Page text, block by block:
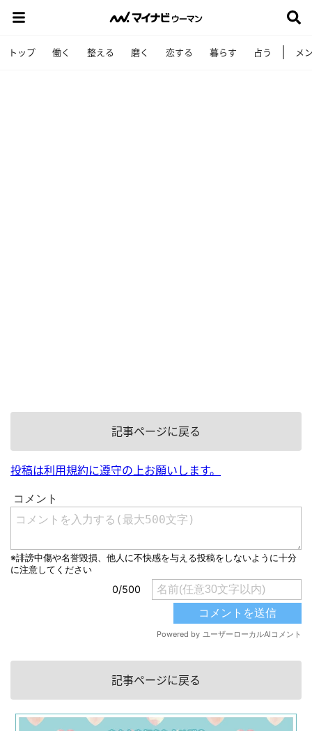
トップ 働く 整える 磨く 恋する 暮らす 占う メ
記事ページに戻る
投稿は利用規約に遵守の上お願いします。
記事ページに戻る